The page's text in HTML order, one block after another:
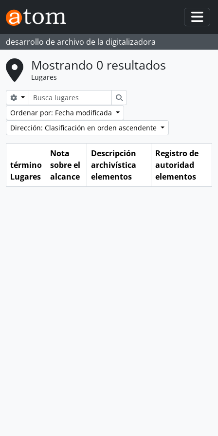
Skip to main content
desarrollo de archivo de la digitalizadora
Mostrando 0 resultados
Lugares
Search options
Búsqueda
Ordenar por: Fecha modificada
Dirección: Clasificación en orden ascendente
término
Lugares
Nota
sobre el
alcance
Descripción
archivística
elementos
Registro de
autoridad
elementos